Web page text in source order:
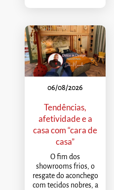
06/08/2026
Tendências,
afetividade e a
casa com “cara de
casa”
O fim dos
showrooms frios, o
resgate do aconchego
com tecidos nobres, a